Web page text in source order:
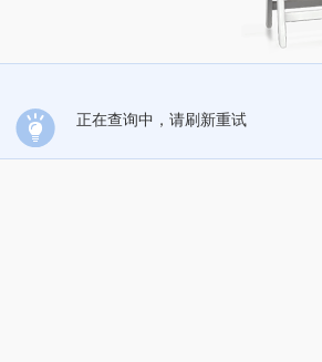
正在查询中，请刷新重试